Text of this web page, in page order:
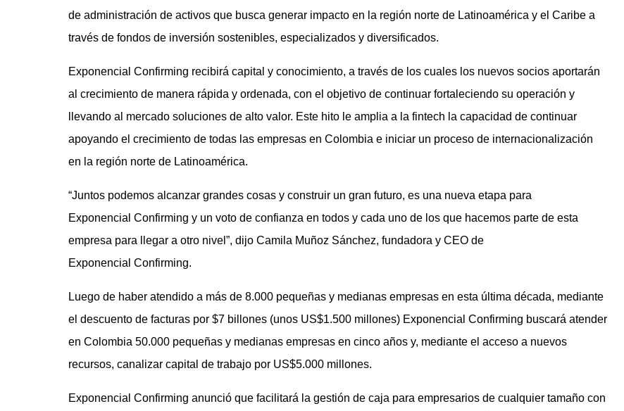
de administración de activos que busca generar impacto en la región norte de Latinoamérica y el Caribe a
través de fondos de inversión sostenibles, especializados y diversificados.
Exponencial Confirming recibirá capital y conocimiento, a través de los cuales los nuevos socios aportarán
al crecimiento de manera rápida y ordenada, con el objetivo de continuar fortaleciendo su operación y
llevando al mercado soluciones de alto valor. Este hito le amplia a la fintech la capacidad de continuar
apoyando el crecimiento de todas las empresas en Colombia e iniciar un proceso de internacionalización
en la región norte de Latinoamérica.
“Juntos podemos alcanzar grandes cosas y construir un gran futuro, es una nueva etapa para
Exponencial Confirming y un voto de confianza en todos y cada uno de los que hacemos parte de esta
empresa para llegar a otro nivel”, dijo Camila Muñoz Sánchez, fundadora y CEO de
Exponencial Confirming.
Luego de haber atendido a más de 8.000 pequeñas y medianas empresas en esta última década, mediante
el descuento de facturas por $7 billones (unos US$1.500 millones) Exponencial Confirming buscará atender
en Colombia 50.000 pequeñas y medianas empresas en cinco años y, mediante el acceso a nuevos
recursos, canalizar capital de trabajo por US$5.000 millones.
Exponencial Confirming anunció que facilitará la gestión de caja para empresarios de cualquier tamaño con